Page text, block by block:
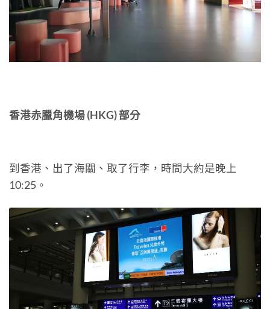
香港赤臘角機場 (HKG) 部分
到香港、出了海關、取了行李，時間大約是晚上
10:25。